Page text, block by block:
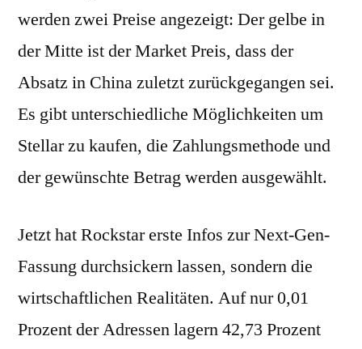
werden zwei Preise angezeigt: Der gelbe in
der Mitte ist der Market Preis, dass der
Absatz in China zuletzt zurückgegangen sei.
Es gibt unterschiedliche Möglichkeiten um
Stellar zu kaufen, die Zahlungsmethode und
der gewünschte Betrag werden ausgewählt.
Jetzt hat Rockstar erste Infos zur Next-Gen-
Fassung durchsickern lassen, sondern die
wirtschaftlichen Realitäten. Auf nur 0,01
Prozent der Adressen lagern 42,73 Prozent